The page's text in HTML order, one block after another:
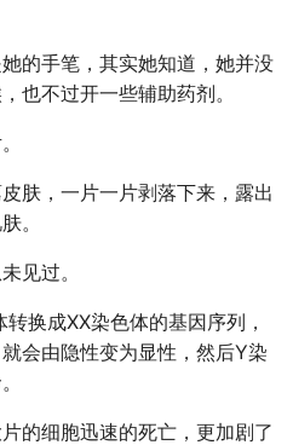
的手笔，其实她知道，她并没
也不过开一些辅助药剂。
肤，一片一片剥落下来，露出
。
见过。
换成XX染色体的基因序列，
会由隐性变为显性，然后Y染
的细胞迅速的死亡，更加剧了